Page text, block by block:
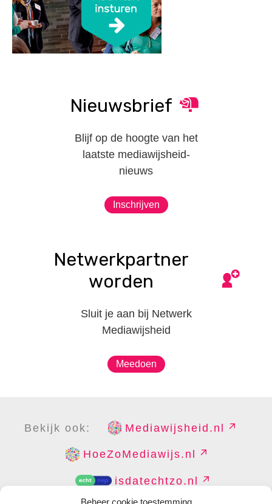
Beheer cookie toestemming
Nieuwsbrief
Blijf op de hoogte van het
laatste mediawijsheid-
nieuws
Inschrijven
Netwerkpartner
worden
Sluit je aan bij Netwerk
Mediawijsheid
Meedoen
Bekijk ook: Mediawijsheid.nl
HoeZoMediawijs.nl
isdatechtzo.nl